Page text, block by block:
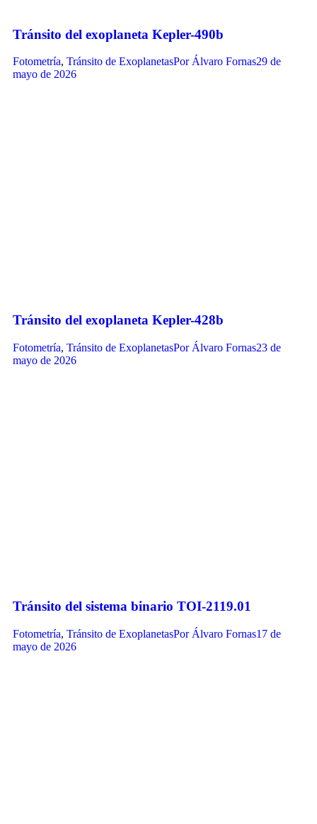
Tránsito del exoplaneta Kepler-490b
Fotometría, Tránsito de ExoplanetasPorÁlvaro Fornas29 de
mayo de 2026
Tránsito del exoplaneta Kepler-428b
Fotometría, Tránsito de ExoplanetasPor Álvaro Fornas23 de
mayo de 2026
Tránsito del sistema binario TOI-2119.01
Fotometría, Tránsito de ExoplanetasPor Álvaro Fornas17 de
mayo de 2026